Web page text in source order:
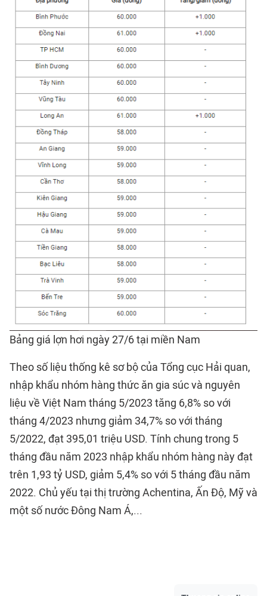
Bảng giá lợn hơi ngày 27/6 tại miền Nam
Theo số liệu thống kê sơ bộ của Tổng cục Hải quan,
nhập khẩu nhóm hàng thức ăn gia súc và nguyên
liệu về Việt Nam tháng 5/2023 tăng 6,8% so với
tháng 4/2023 nhưng giảm 34,7% so với tháng
5/2022, đạt 395,01 triệu USD. Tính chung trong 5
tháng đầu năm 2023 nhập khẩu nhóm hàng này đạt
trên 1,93 tỷ USD, giảm 5,4% so với 5 tháng đầu năm
2022. Chủ yếu tại thị trường Achentina, Ấn Độ, Mỹ và
một số nước Đông Nam Á,...